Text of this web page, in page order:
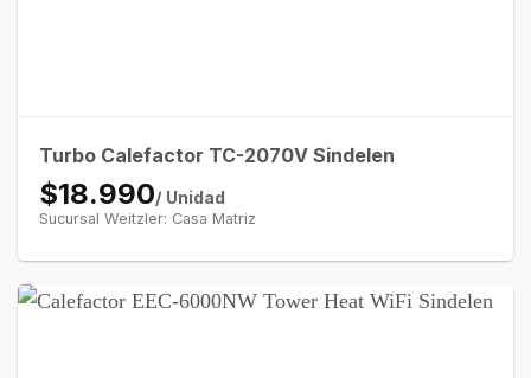
Turbo Calefactor TC-2070V Sindelen
$18.990/ Unidad
Sucursal Weitzler: Casa Matriz